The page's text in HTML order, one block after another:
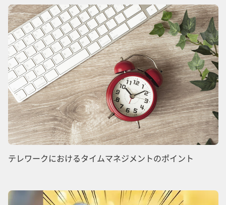
テレワークにおけるタイムマネジメントのポイント